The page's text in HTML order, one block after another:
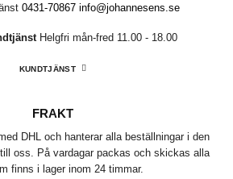
0431-70867 info@johannesens.se
Helgfri mån-fred 11.00 - 18.00
KUNDTJÄNST
FRAKT
DHL och hanterar alla beställningar i den
oss. På vardagar packas och skickas alla
finns i lager inom 24 timmar.